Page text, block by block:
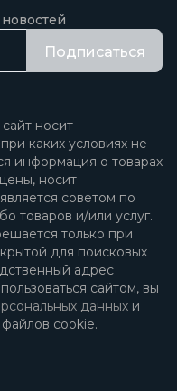
Подписаться
носит
каких условиях не
информация о товарах
носит
советом по
товаров и/или услуг.
только при
для поисковых
адрес
сайтом, вы
данных и
cookie.